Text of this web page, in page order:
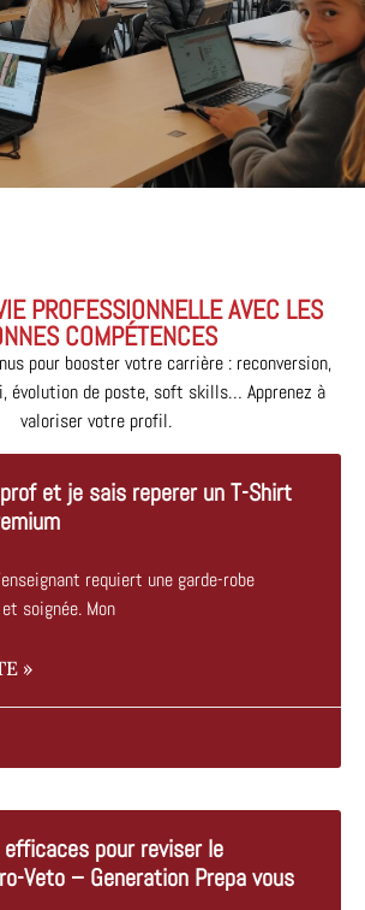
PROFESSIONNELLE AVEC LES
COMPÉTENCES
pour booster votre carrière : reconversion,
évolution de poste, soft skills… Apprenez à
valoriser votre profil.
et je sais reperer un T-Shirt
requiert une garde-robe
soignée. Mon
»
pour reviser le
Veto – Generation Prepa vous